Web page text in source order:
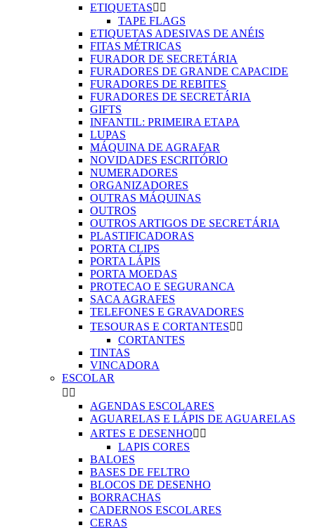
ETIQUETAS 
TAPE FLAGS
ETIQUETAS ADESIVAS DE ANÉIS
FITAS MÉTRICAS
FURADOR DE SECRETÁRIA
FURADORES DE GRANDE CAPACIDE
FURADORES DE REBITES
FURADORES DE SECRETÁRIA
GIFTS
INFANTIL: PRIMEIRA ETAPA
LUPAS
MÁQUINA DE AGRAFAR
NOVIDADES ESCRITÓRIO
NUMERADORES
ORGANIZADORES
OUTRAS MÁQUINAS
OUTROS
OUTROS ARTIGOS DE SECRETÁRIA
PLASTIFICADORAS
PORTA CLIPS
PORTA LÁPIS
PORTA MOEDAS
PROTECAO E SEGURANCA
SACA AGRAFES
TELEFONES E GRAVADORES
TESOURAS E CORTANTES 
CORTANTES
TINTAS
VINCADORA
ESCOLAR
 
AGENDAS ESCOLARES
AGUARELAS E LÁPIS DE AGUARELAS
ARTES E DESENHO 
LAPIS CORES
BALOES
BASES DE FELTRO
BLOCOS DE DESENHO
BORRACHAS
CADERNOS ESCOLARES
CERAS